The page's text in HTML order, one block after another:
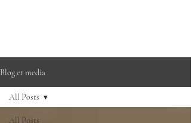
Blog et media
All Posts
All Posts